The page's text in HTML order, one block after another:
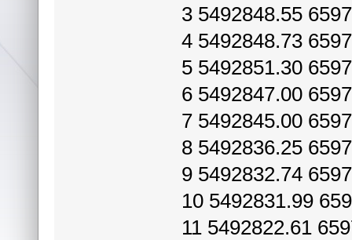
3 5492848.55
4 5492848.73
5 5492851.30
6 5492847.00
7 5492845.00
8 5492836.25
9 5492832.74
10 5492831.99
11 5492822.61